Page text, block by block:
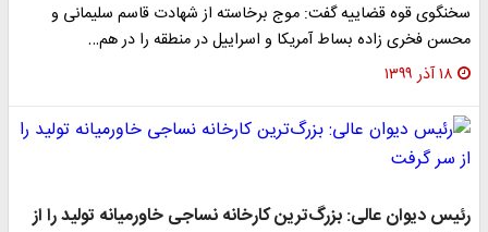
سخنگوی قوه قضاییه گفت: موج برخاسته از شهادت قاسم سلیمانی و
محسن فخری زاده بساط آمریکا و اسراییل در منطقه را در هم…
۱۸ آذر ۱۳۹۹
رئیس دیوان عالی: بزرگ‌ترین کارخانه نساجی خاورمیانه تولید را از